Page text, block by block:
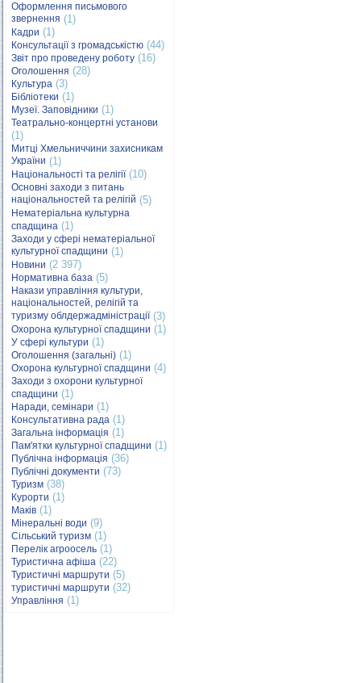
Оформлення письмового
звернення (1)
Кадри (1)
Консультації з громадськістю (44)
Звіт про проведену роботу (16)
Оголошення (28)
Культура (3)
Бібліотеки (1)
Музеї. Заповідники (1)
Театрально-концертні установи
(1)
Митці Хмельниччини захисникам
України (1)
Національності та релігії(10)
Основні заходи з питань
національностей та релігій (5)
Нематеріальна культурна
спадщина (1)
Заходи у сфері нематеріальної
культурної спадщини (1)
Новини (2 397)
Нормативна база (5)
Накази управління культури,
національностей, релігій та
туризму облдержадміністрації(3)
Охорона культурної спадщини (1)
У сфері культури (1)
Оголошення (загальні) (1)
Охорона культурної спадщини (4)
Заходи з охорони культурної
спадщини (1)
Наради, семінари (1)
Консультативна рада (1)
Загальна інформація (1)
Пам'ятки культурної спадщини (1)
Публічна інформація (36)
Публічні документи (73)
Туризм (38)
Курорти (1)
Маків (1)
Мінеральні води (9)
Сільський туризм (1)
Перелік агроосель (1)
Туристична афіша (22)
Туристичні маршрути (5)
туристичні маршрути (32)
Управління (1)